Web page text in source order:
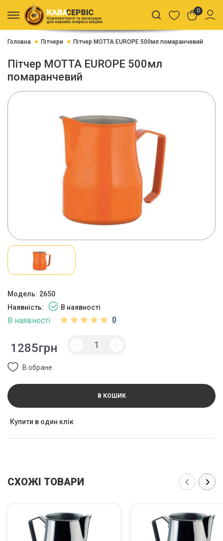
0
Головна Пітчери Пітчер MOTTA EUROPE 500мл помаранчевий
Пітчер MOTTA EUROPE 500мл
помаранчевий
Модель: 2650
Наявність:
В наявності
В наявності 0
1285грн
В обране
В КОШИК
Купити в один клік
СХОЖІ ТОВАРИ